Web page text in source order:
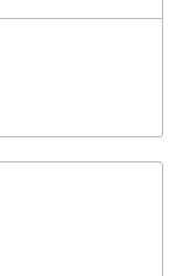
voel je je in
wat je wel